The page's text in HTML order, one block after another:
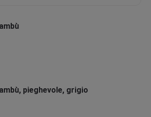
pieghevole, grigio